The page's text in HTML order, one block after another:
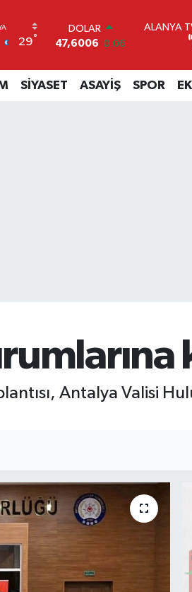
29°
DOLAR
47,6006 0.06
55,0250 0.02
STERLİN
ALANYA
SİYASET ASAYİŞ SPOR
Antalya Valisi